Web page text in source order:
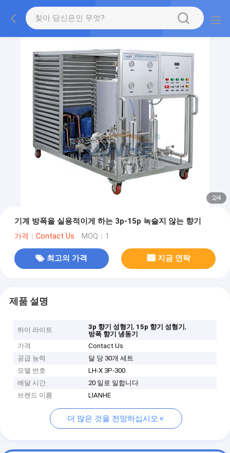
2/4
기계 방폭을 실용적이게 하는 3p-15p 녹슬지 않는 향기
가격：Contact Us MOQ：1
최고의 가격 지금 연락
제품 설명
하이 라이트 3p 향기 성형기, 15p 향기 성형기,
방폭 향기 냉동기
가격
Contact Us
공급 능력
달 당 30개 세트
모델 번호
LH-X 3P-300
배달 시간
20 일로 일합니다
브랜드 이름
LIANHE
더 많은 것을 전망하십시오